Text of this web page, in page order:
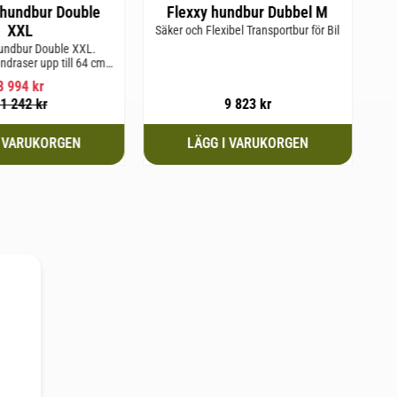
Double
XXL
Double XXL.
upp till 64 cm i
994kr
242kr
Flexxy hundbur Dubbel M
Säker och Flexibel Transportbur för Bil
9 823 kr